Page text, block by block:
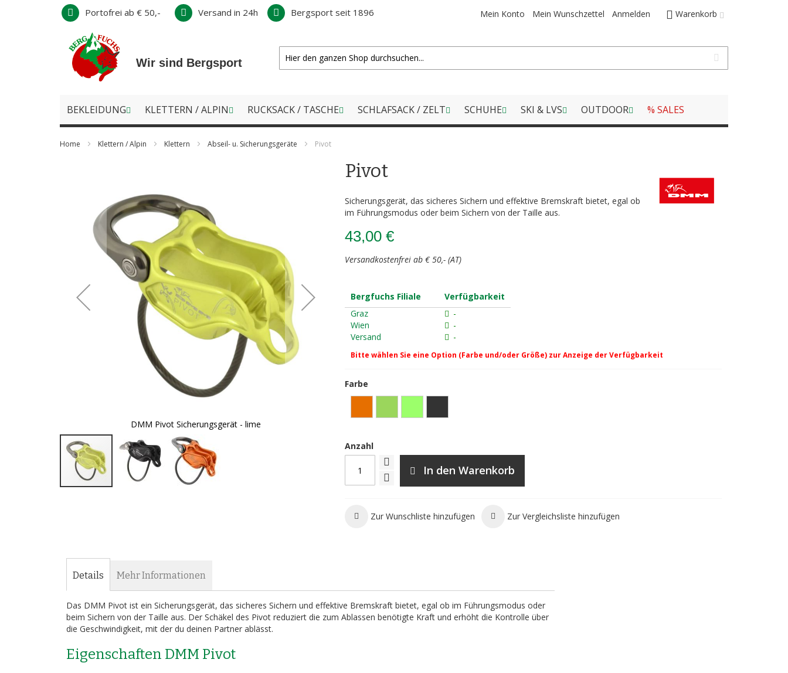
Direkt
Inhalt
Warenkorb
Mein Konto Mein Wunschzettel Anmelden
Portofrei ab € 50,- Versand in 24h Bergsport seit 1896
Wir sind Bergsport
BEKLEIDUNG KLETTERN / ALPIN RUCKSACK / TASCHE SCHLAFSACK / ZELT SCHUHE SKI & LVS OUTDOOR % SALES
Home Klettern / Alpin Klettern Abseil- u. Sicherungsgeräte Pivot
DMM Pivot Sicherungsgerät - lime
Pivot
Sicherungsgerät, das sicheres Sichern und effektive Bremskraft bietet, egal ob
im Führungsmodus oder beim Sichern von der Taille aus.
43,00 €
Versandkostenfrei ab € 50,- (AT)
Bergfuchs Filiale
Verfügbarkeit
Graz
-
Wien
-
Versand
-
Bitte wählen Sie eine Option (Farbe und/oder Größe) zur Anzeige der Verfügbarkeit
Farbe
Anzahl
In den Warenkorb
Zur Wunschliste hinzufügen Zur Vergleichsliste hinzufügen
Details
Das DMM Pivot ist ein Sicherungsgerät, das sicheres Sichern und effektive Bremskraft bietet, egal ob im Führungsmodus oder
beim Sichern von der Taille aus. Der Schäkel des Pivot reduziert die zum Ablassen benötigte Kraft und erhöht die Kontrolle über
die Geschwindigkeit, mit der du deinen Partner ablässt.
Eigenschaften DMM Pivot
Mehr Informationen